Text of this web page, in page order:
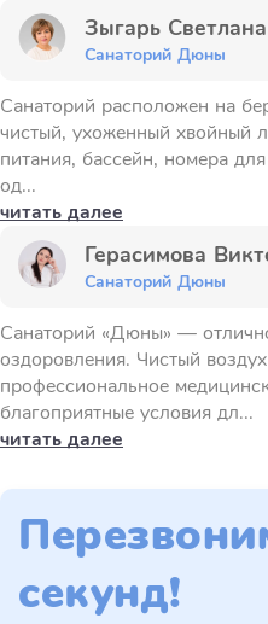
Зыгарь Светлана
Санаторий Дюны
Санаторий расположен на
чистый, ухоженный хвойный
питания, бассейн, номера
од...
читать далее
Герасимова
Санаторий Дюны
Санаторий «Дюны» —
оздоровления. Чистый
профессиональное
благоприятные условия дл...
читать далее
секунд!